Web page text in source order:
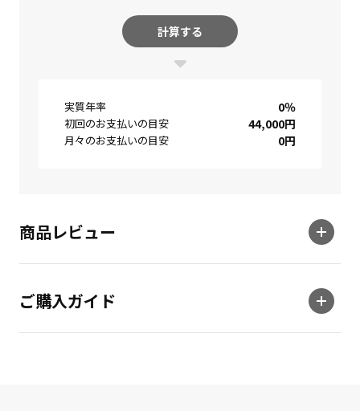
計算する
実質年率 0％
初回のお支払いの目安 44,000円
月々のお支払いの目安 0円
商品レビュー
ご購入ガイド